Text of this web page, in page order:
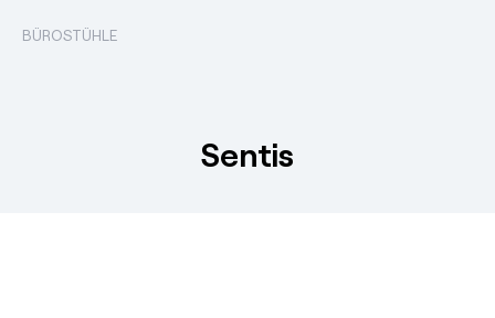
BÜROSTÜHLE
Sentis